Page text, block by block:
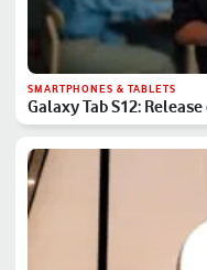
SMARTPHONES & TABLETS
Galaxy Tab S12: